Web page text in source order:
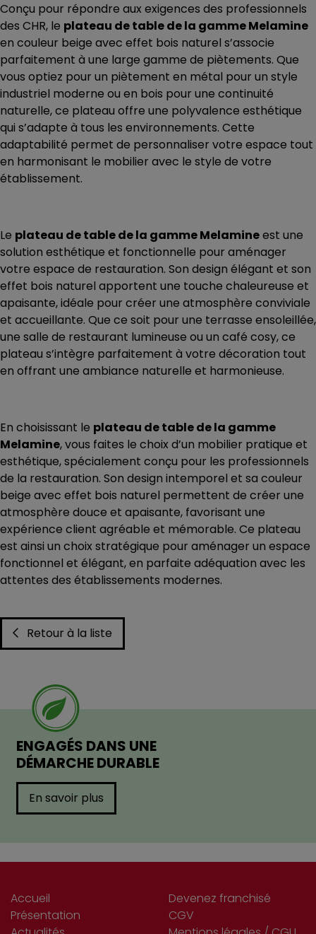
Conçu pour répondre aux exigences des professionnels
des CHR, le plateau de table de la gamme Melamine
en couleur beige avec effet bois naturel s’associe
parfaitement à une large gamme de piètements. Que
vous optiez pour un piètement en métal pour un style
industriel moderne ou en bois pour une continuité
naturelle, ce plateau offre une polyvalence esthétique
qui s’adapte à tous les environnements. Cette
adaptabilité permet de personnaliser votre espace tout
en harmonisant le mobilier avec le style de votre
établissement.
Le plateau de table de la gamme Melamineest une
solution esthétique et fonctionnelle pour aménager
votre espace de restauration. Son design élégant et son
effet bois naturel apportent une touche chaleureuse et
apaisante, idéale pour créer une atmosphère conviviale
et accueillante. Que ce soit pour une terrasse ensoleillée,
une salle de restaurant lumineuse ou un café cosy, ce
plateau s’intègre parfaitement à votre décoration tout
en offrant une ambiance naturelle et harmonieuse.
En choisissant le plateau de table de la gamme
Melamine, vous faites le choix d’un mobilier pratique et
esthétique, spécialement conçu pour les professionnels
de la restauration. Son design intemporel et sa couleur
beige avec effet bois naturel permettent de créer une
atmosphère douce et apaisante, favorisant une
expérience client agréable et mémorable. Ce plateau
est ainsi un choix stratégique pour aménager un espace
fonctionnel et élégant, en parfaite adéquation avec les
attentes des établissements modernes.
Retour à la liste
ENGAGÉS DANS UNE
DÉMARCHE DURABLE
En savoir plus
Accueil
Présentation
Devenez franchisé
CGV